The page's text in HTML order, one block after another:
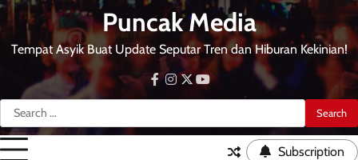
Skip
to
content
Puncak Media
Tempat Asyik Buat Update Seputar Tren dan Hiburan Kekinian!
Search
for:
facebook
instagram
twitteryoutube
Subscription